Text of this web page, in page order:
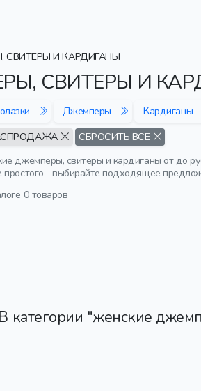
СВИТЕРЫ И КАРДИГАНЫ
СВИТЕРЫ И
Джемперы Кардиганы
СБРОСИТЬ ВСЕ
джемперы, свитеры и кардиганы от до
- выбирайте подходящее
0 товаров
В категории "женские